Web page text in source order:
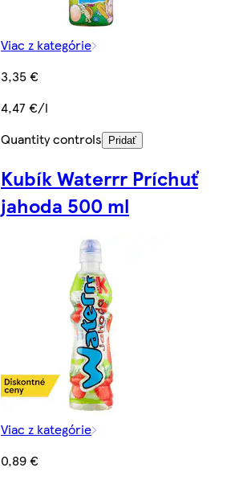
Viac z kategórie
3,35 €
4,47 €/l
Quantity controls
Pridať
Kubík Waterrr Príchuť
jahoda 500 ml
Viac z kategórie
0,89 €